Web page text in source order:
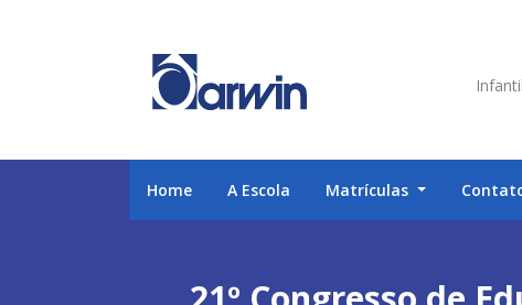
Infantil
Home A Escola Matrículas